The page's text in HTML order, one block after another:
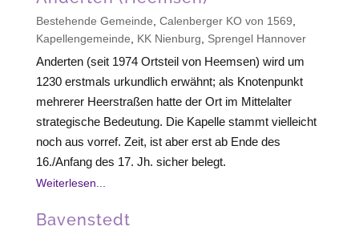
Bestehende Gemeinde Calenberger KO von 1569
Kapellengemeinde
KK Nienburg Sprengel Hannover
Anderten (seit 1974 Ortsteil von Heemsen) wird um
1230 erstmals urkundlich erwähnt; als Knotenpunkt
mehrerer Heerstraßen hatte der Ort im Mittelalter
strategische Bedeutung. Die Kapelle stammt vielleicht
noch aus vorref. Zeit, ist aber erst ab Ende des
16./Anfang des 17. Jh. sicher belegt.
Weiterlesen...
Bavenstedt